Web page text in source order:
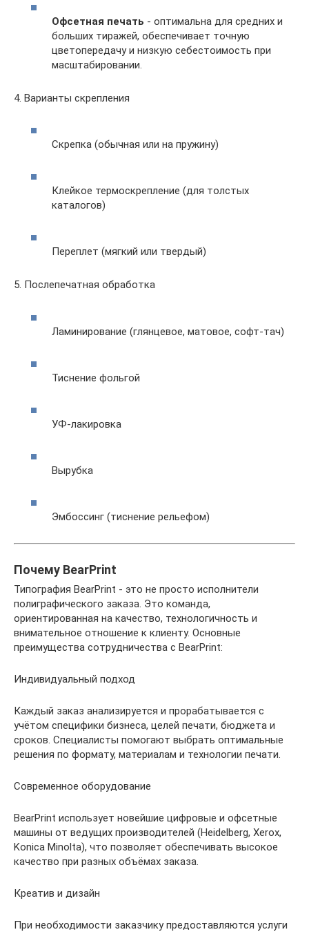
Офсетная печать - оптимальна для средних и
больших тиражей, обеспечивает точную
цветопередачу и низкую себестоимость при
масштабировании.
4. Варианты скрепления
Скрепка (обычная или на пружину)
Клейкое термоскрепление (для толстых
каталогов)
Переплет (мягкий или твердый)
5. Послепечатная обработка
Ламинирование (глянцевое, матовое, софт-тач)
Тиснение фольгой
УФ-лакировка
Вырубка
Эмбоссинг (тиснение рельефом)
Почему BearPrint
Типография BearPrint - это не просто исполнители
полиграфического заказа. Это команда,
ориентированная на качество, технологичность и
внимательное отношение к клиенту. Основные
преимущества сотрудничества с BearPrint:
Индивидуальный подход
Каждый заказ анализируется и прорабатывается с
учётом специфики бизнеса, целей печати, бюджета и
сроков. Специалисты помогают выбрать оптимальные
решения по формату, материалам и технологии печати.
Современное оборудование
BearPrint использует новейшие цифровые и офсетные
машины от ведущих производителей (Heidelberg, Xerox,
Konica Minolta), что позволяет обеспечивать высокое
качество при разных объёмах заказа.
Креатив и дизайн
При необходимости заказчику предоставляются услуги